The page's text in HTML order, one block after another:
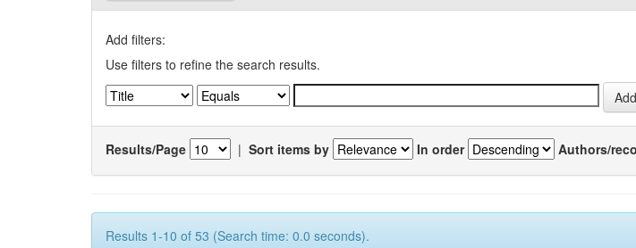
Add filters:
Use filters to refine the search results.
Results/Page | Sort items by In order Authors/
Results 1-10 of 53 (Search time: 0.0 seconds).